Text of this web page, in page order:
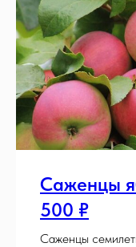
Саженцы
500 ₽
Саженцы